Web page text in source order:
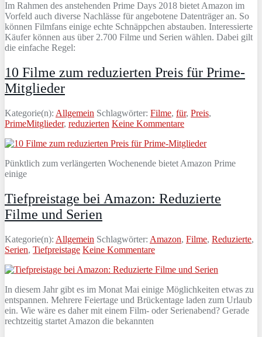
Im Rahmen des anstehenden Prime Days 2018 bietet Amazon im
Vorfeld auch diverse Nachlässe für angebotene Datenträger an. So
können Filmfans einige echte Schnäppchen abstauben. Interessierte
Käufer können aus über 2.700 Filme und Serien wählen. Dabei gilt
die einfache Regel:
10 Filme zum reduzierten Preis für Prime-
Mitglieder
Kategorie(n): Allgemein Schlagwörter: Filme, für, Preis,
PrimeMitglieder, reduzierten Keine Kommentare
Pünktlich zum verlängerten Wochenende bietet Amazon Prime
einige
Tiefpreistage bei Amazon: Reduzierte
Filme und Serien
Kategorie(n): Allgemein Schlagwörter: Amazon, Filme, Reduzierte,
Serien, Tiefpreistage Keine Kommentare
In diesem Jahr gibt es im Monat Mai einige Möglichkeiten etwas zu
entspannen. Mehrere Feiertage und Brückentage laden zum Urlaub
ein. Wie wäre es daher mit einem Film- oder Serienabend? Gerade
rechtzeitig startet Amazon die bekannten